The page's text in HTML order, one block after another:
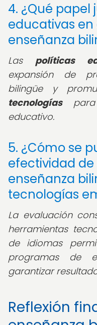
4. ¿Qué
educativas
enseñanza
Las políticas
expansión de
bilingüe y
tecnologíaspara
educativo.
5. ¿Cómo se
efectividad
enseñanza
tecnologías
La evaluación
herramientas
de idiomas
programas de
garantizar
Reflexión